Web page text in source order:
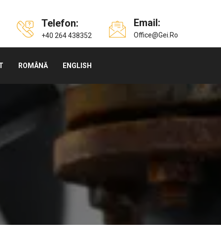
Telefon:
+40 264 438352
Email:
Office@gei.ro
ROMÂNĂ ENGLISH